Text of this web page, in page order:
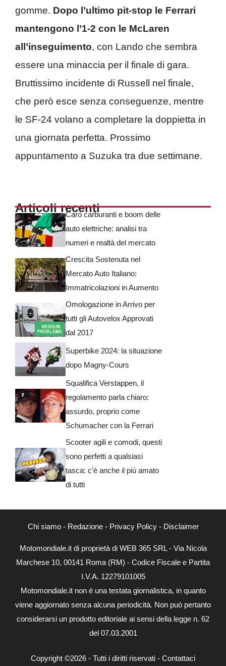
gomme. Dopo l’ultimo pit-stop le Ferrari
mantengono l’1-2 con le McLaren
all’inseguimento, con Lando che sembra
essere una minaccia per il finale di gara.
Bruttissimo incidente di Russell nel finale,
che però esce senza conseguenze, mentre
le SF-24 volano a completare la doppietta in
una giornata perfetta. Prossimo
appuntamento a Suzuka tra due settimane.
Articoli recentiCaro carburanti e boom delle
auto elettriche: analisi tra
numeri e realtà del mercato
Crescita Sostenuta nel
Mercato Auto Italiano:
Immatricolazioni in Aumento
Omologazione in Arrivo per
tutti gli Autovelox Approvati
dal 2017
Superbike 2024: la situazione
dopo Magny-Cours
Squalifica Verstappen, il
regolamento parla chiaro:
assurdo, proprio come
Schumacher con la Ferrari
Scooter agili e comodi, questi
sono perfetti a qualsiasi
tasca: c’è anche il più amato
di tutti
Chi siamo- Redazione- Privacy Policy- Disclaimer
Motomondiale.it di proprietà di WEB 365 SRL - Via Nicola
Marchese 10, 00141 Roma (RM) - Codice Fiscale e Partita
I.V.A. 12279101005
Motomondiale.it non è una testata giornalistica, in quanto
viene aggiornato senza alcuna periodicità. Non può pertanto
considerarsi un prodotto editoriale ai sensi della legge n. 62
del 07.03.2001
Copyright ©2026 - Tutti i diritti riservati - Contattaci